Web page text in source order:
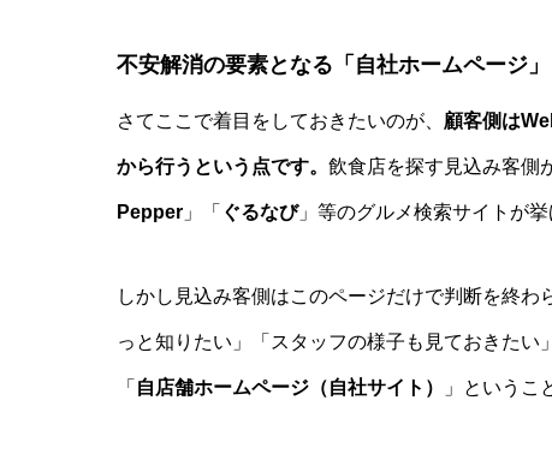
不安解消の要素となる「自社ホームページ」
さてここで着目をしておきたいのが、 顧客側は
から行うという点です。 飲食店を探す見込み客側
Pepper 」「 ぐるなび」等のグルメ検索サイトが挙
しかし見込み客側はこのページだけで判断を終
っと知りたい」「スタッフの様子も見ておきた
「 自店舗ホームページ（自社サイト） 」というこ